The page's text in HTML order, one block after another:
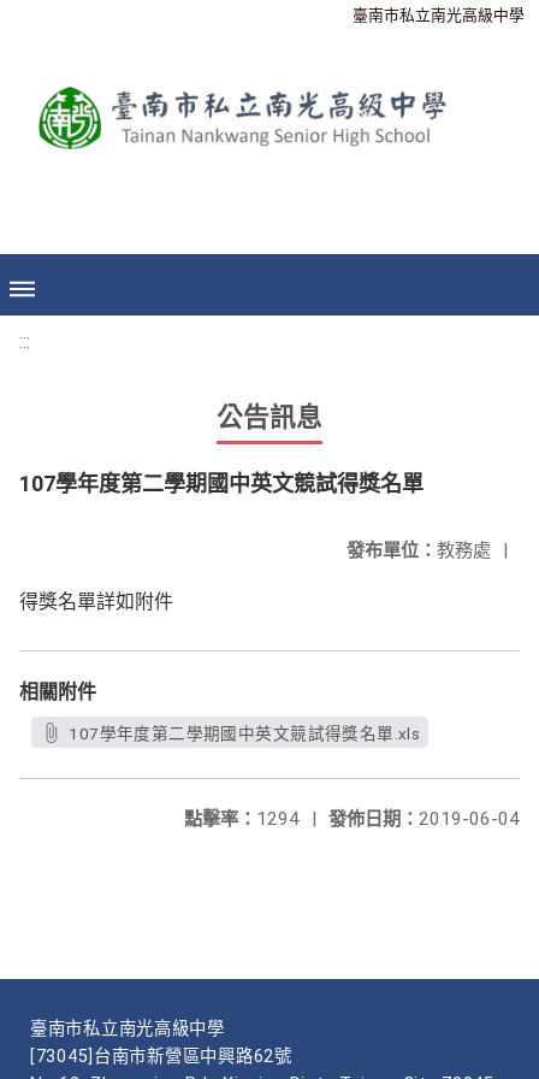
臺南市私立南光高級中學
:::
公告訊息
107學年度第二學期國中英文競試得獎名單
發布單位： 教務處 |
得獎名單詳如附件
相關附件
107學年度第二學期國中英文競試得獎名單.xls
發佈日期： 2019-06-04
點擊率： 1294 |
臺南市私立南光高級中學
[73045]台南市新營區中興路62號